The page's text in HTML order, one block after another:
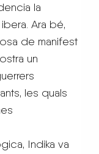
la
Ara bé,
de manifest
un
les quals
Indika va